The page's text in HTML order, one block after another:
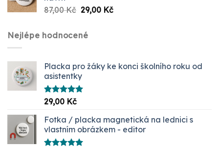
87,00Kč Původní
byla:
87,00 Kč.
29,00 KčAktuální
Nejlépe hodnocené
Placka pro žáky ke konci školního roku od
asistentky
Hodnocení
5.00
29,00 Kč
Fotka / placka magnetická na lednici s
vlastním obrázkem - editor